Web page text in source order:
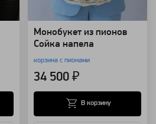
Монобукет из пионов
Сойка напела
корзина с пионами
34 500 ₽
В корзину